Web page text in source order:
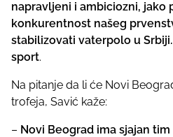
napravljeni i ambiciozni, jako
konkurentnost našeg
stabilizovati vaterpolo u
sport.
Na pitanje da li će Novi
trofeja, Savić kaže:
– Novi Beograd ima sjajan